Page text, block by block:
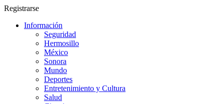
Registrarse
Información
Seguridad
Hermosillo
México
Sonora
Mundo
Deportes
Entretenimiento y Cultura
Salud